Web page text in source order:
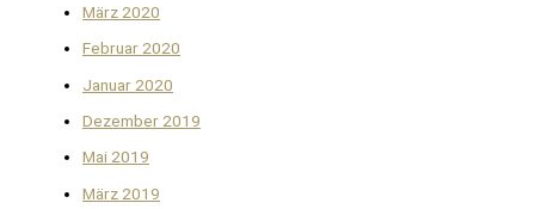
März 2020
Februar 2020
Januar 2020
Dezember 2019
Mai 2019
März 2019